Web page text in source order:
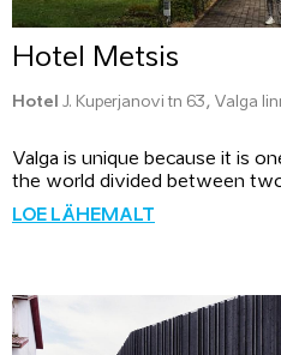
Hotel Metsis
Hotel J. Kuperjanovi tn 63, Valga
Valga is unique because it is
the world divided between
LOE LÄHEMALT